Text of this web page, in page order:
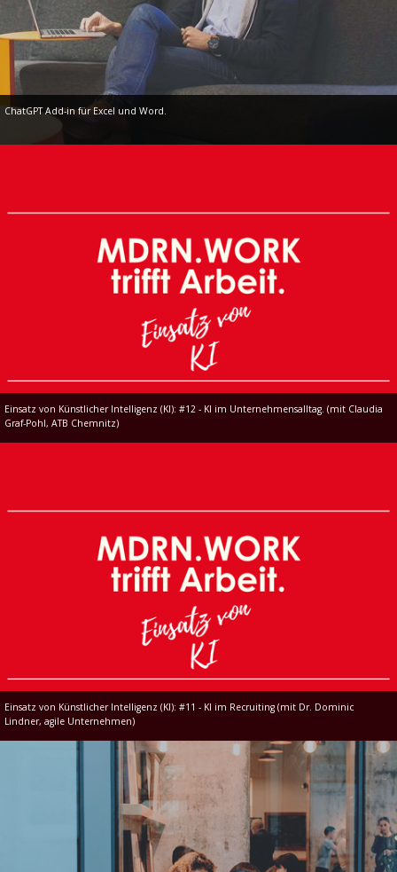
ChatGPT Add-in für Excel und Word.
Einsatz von Künstlicher Intelligenz (KI): #12 - KI im Unternehmensalltag. (mit Claudia
Graf-Pohl, ATB Chemnitz)
Einsatz von Künstlicher Intelligenz (KI): #11 - KI im Recruiting (mit Dr. Dominic
Lindner, agile Unternehmen)